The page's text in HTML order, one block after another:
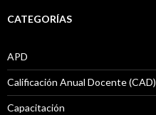
CATEGORÍAS
APD
Calificación Anual Docente (CAD)
Capacitación